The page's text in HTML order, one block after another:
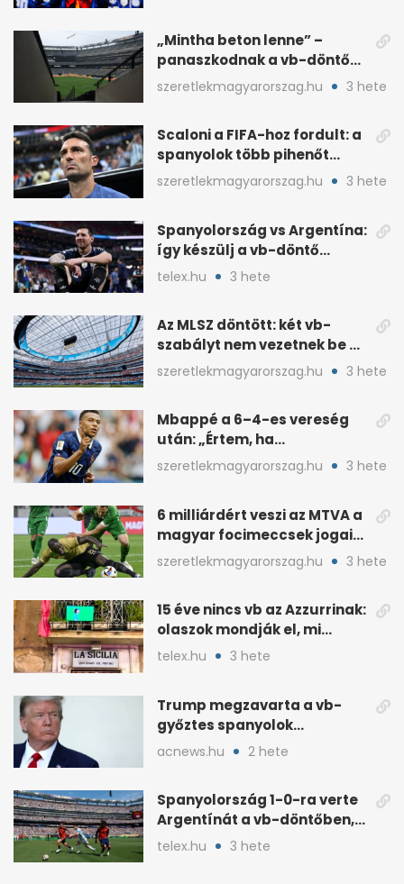
„Mintha beton lenne” –
panaszkodnak a vb-döntő
MetLife-pályájára
szeretlekmagyarorszag.hu 3 hete
Scaloni a FIFA-hoz fordult: a
spanyolok több pihenőt
kaptak a vb-döntőre
szeretlekmagyarorszag.hu 3 hete
Spanyolország vs Argentína:
így készülj a vb-döntő
taktikai csatájára
telex.hu 3 hete
Az MLSZ döntött: két vb-
szabályt nem vezetnek be az
NB I-ben
szeretlekmagyarorszag.hu 3 hete
Mbappé a 6–4-es vereség
után: „Értem, ha
pofátlanságnak tűnt”
szeretlekmagyarorszag.hu 3 hete
6 milliárdért veszi az MTVA a
magyar focimeccsek jogait
a 2026–27-es idényre
szeretlekmagyarorszag.hu 3 hete
15 éve nincs vb az Azzurrinak:
olaszok mondják el, mi
romlott el
telex.hu 3 hete
Trump megzavarta a vb-
győztes spanyolok
ünneplését a trófeaátadón
acnews.hu 2 hete
Spanyolország 1-0-ra verte
Argentínát a vb-döntőben,
hosszabbításban
telex.hu 3 hete